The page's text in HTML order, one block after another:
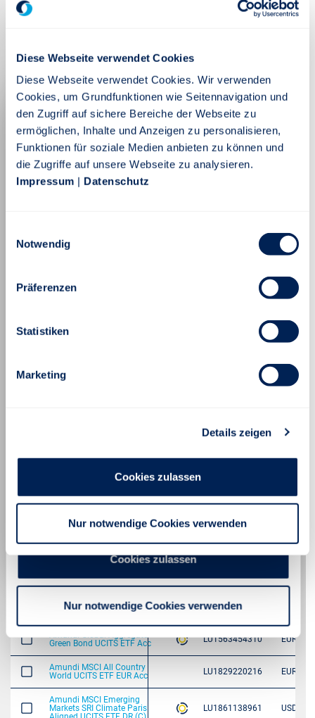
Diese Webseite verwendet Cookies
Diese Webseite verwendet Cookies. Wir verwenden
Cookies, um Grundfunktionen wie Seitennavigation und
den Zugriff auf sichere Bereiche der Webseite zu
ermöglichen, Inhalte und Anzeigen zu personalisieren,
Funktionen für soziale Medien anbieten zu können und
die Zugriffe auf unsere Webseite zu analysieren.
Impressum | Datenschutz
Notwendig
Präferenzen
Statistiken
Marketing
Details zeigen
Cookies zulassen
Nur notwendige Cookies verwenden